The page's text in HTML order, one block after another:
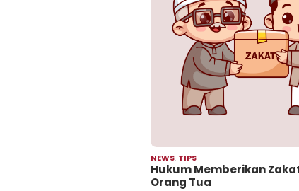
NEWS, TIPS
Hukum Memberikan
Orang Tua